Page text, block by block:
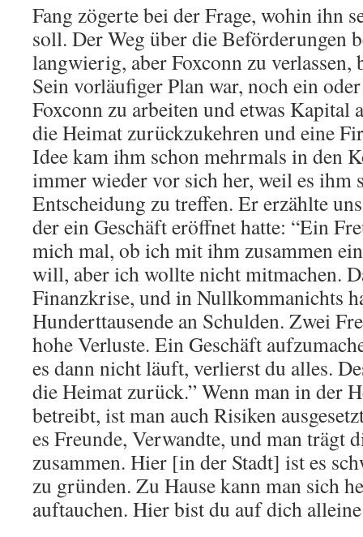
Fang zögerte bei der Frage, wohin ihn
soll. Der Weg über die Beförderungen
langwierig, aber Foxconn zu verlassen,
Sein vorläufiger Plan war, noch ein
Foxconn zu arbeiten und etwas Kapital
die Heimat zurückzukehren und eine
Idee kam ihm schon mehrmals in den
immer wieder vor sich her, weil es ihm
Entscheidung zu treffen. Er erzählte
der ein Geschäft eröffnet hatte: “Ein
mich mal, ob ich mit ihm zusammen
will, aber ich wollte nicht mitmachen.
Finanzkrise, und in Nullkommanichts
Hunderttausende an Schulden. Zwei
hohe Verluste. Ein Geschäft
es dann nicht läuft, verlierst du alles.
die Heimat zurück.” Wenn man in der
betreibt, ist man auch Risiken
es Freunde, Verwandte, und man trägt
zusammen. Hier [in der Stadt] ist es
zu gründen. Zu Hause kann man sich
auftauchen. Hier bist du auf dich